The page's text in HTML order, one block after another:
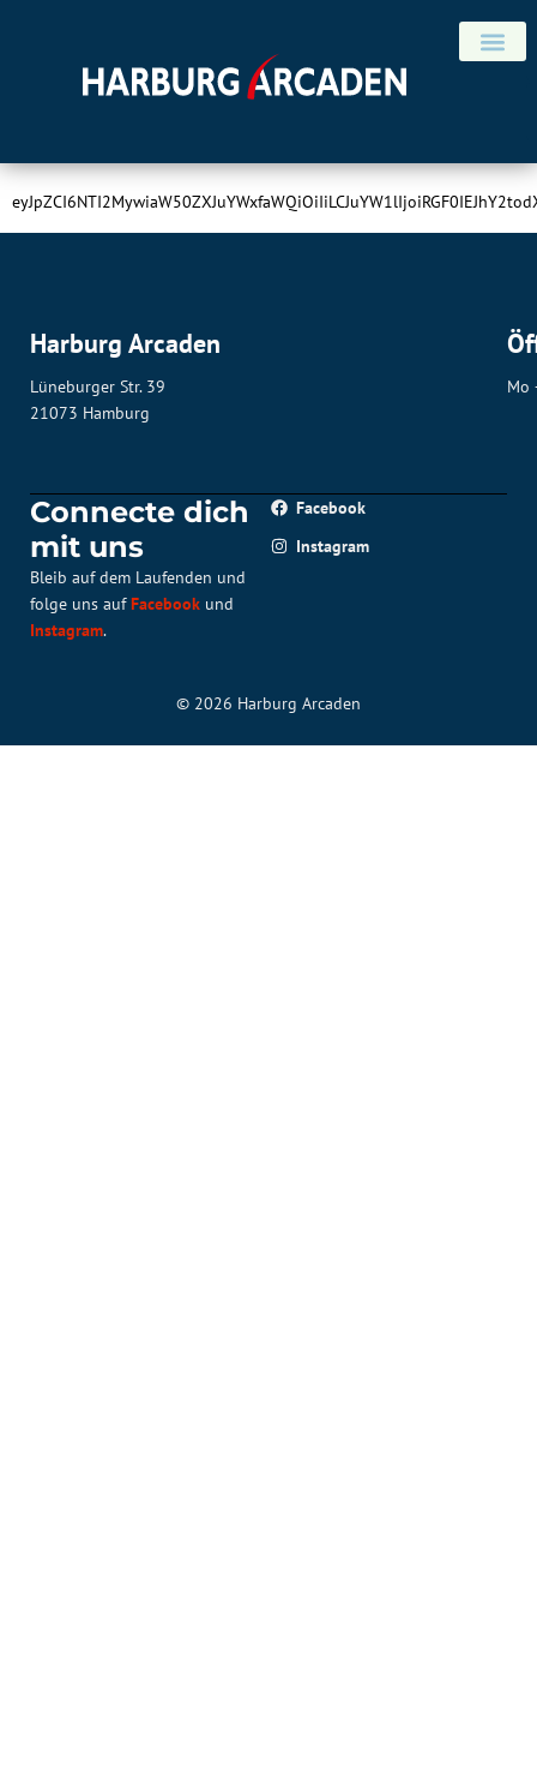
Gebäck
eyJpZCI6ODQ3MiwibmFtZSI6IkdlYlx1MDBlNGNrIn0=
Harburg Arcaden
Lüneburger Str. 39
21073 Hamburg
Mo
Connecte dich
mit uns
Bleib auf dem Laufenden und
folge uns aufFacebook und
Instagram.
Facebook
Instagram
© 2026 Harburg Arcaden